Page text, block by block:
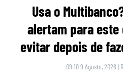
Usa o
alertam para este
evitar depois de
09:10 9 Agosto, 2026 |